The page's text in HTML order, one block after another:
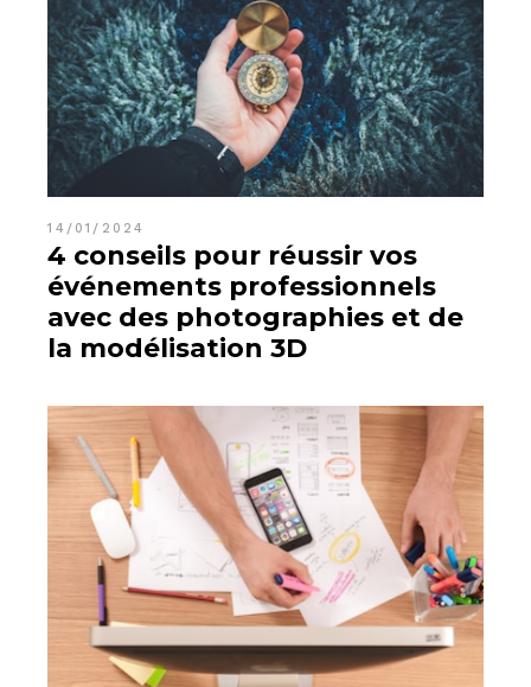
14/01/2024
4 conseils pour réussir vos
événements professionnels
avec des photographies et de
la modélisation 3D